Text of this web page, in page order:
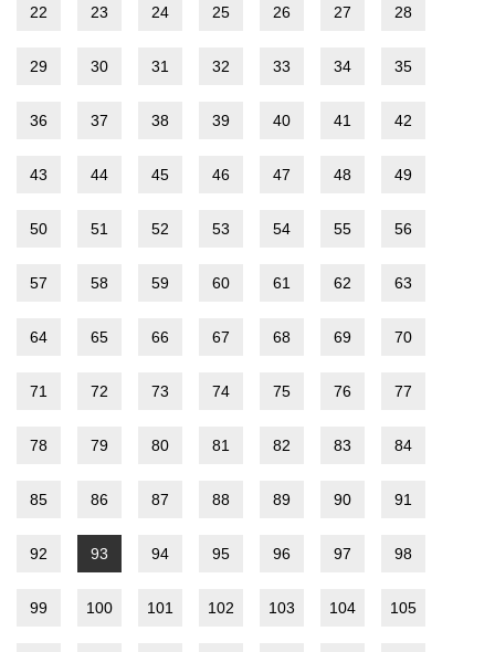
22 23 24 25 26 27 28
29 30 31 32 33 34 35
36 37 38 39 40 41 42
43 44 45 46 47 48 49
50 51 52 53 54 55 56
57 58 59 60 61 62 63
64 65 66 67 68 69 70
71 72 73 74 75 76 77
78 79 80 81 82 83 84
85 86 87 88 89 90 91
92 93 94 95 96 97 98
99 100 101 102 103 104 105